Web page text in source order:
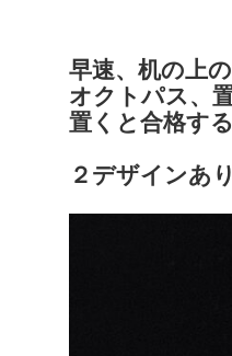
早速、机の上
オクトパス、
置くと合格する
２デザインあ